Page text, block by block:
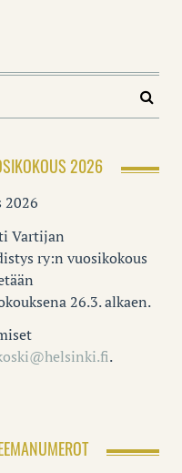
2026
2026
Vartijan
ry:n vuosikokous
26.3. alkaen.
.